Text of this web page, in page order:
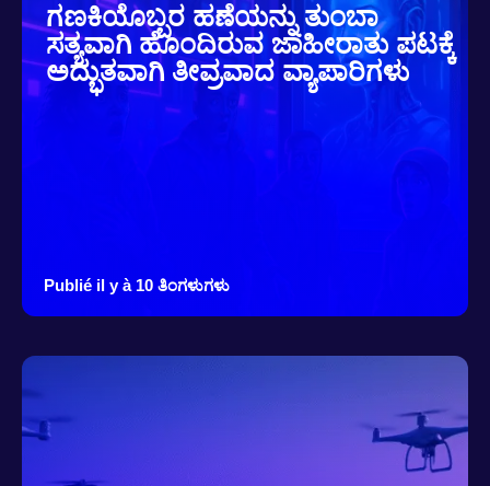
ಗಣಕಿಯೊಬ್ಬರ ಹಣೆಯನ್ನು ತುಂಬಾ
ಸತ್ಯವಾಗಿ ಹೊಂದಿರುವ ಜಾಹೀರಾತು ಪಟಕ್ಕೆ
ಅದ್ಭುತವಾಗಿ ತೀವ್ರವಾದ ವ್ಯಾಪಾರಿಗಳು
Publié il y à 10 ತಿಂಗಳುಗಳು